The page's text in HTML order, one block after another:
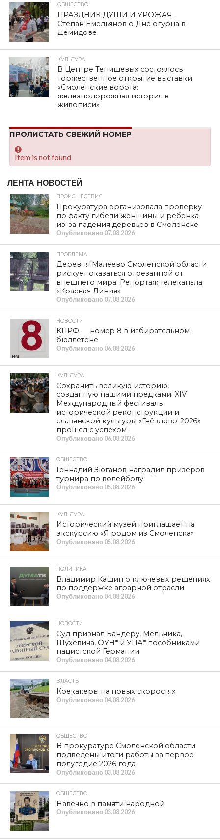
ОБЩЕСТВО
ПРАЗДНИК ДУШИ И УРОЖАЯ.
Степан Емельянов о Дне огурца в
Демидове
КУЛЬТУРА
В Центре Тенишевых состоялось
торжественное открытие выставки
«Смоленские ворота:
железнодорожная история в
живописи»
ПРОЛИСТАТЬ СВЕЖИЙ НОМЕР
Item is not found
ЛЕНТА НОВОСТЕЙ
ПРОИСШЕСТВИЯ
Прокуратура организовала проверку
по факту гибели женщины и ребенка
из-за падения деревьев в Смоленске
Опубликовано 07.08.2026
ПРОБЛЕМА
Деревня Малеево Смоленской области
рискует оказаться отрезанной от
внешнего мира. Репортаж телеканала
«Красная Линия»
Опубликовано 07.08.2026
НОВОСТИ
КПРФ — номер 8 в избирательном
бюллетене
Опубликовано 06.08.2026
КУЛЬТУРА
Сохранить великую историю,
созданную нашими предками. XIV
Международный фестиваль
исторической реконструкции и
славянской культуры «Гнёздово-2026»
прошел с успехом
Опубликовано 06.08.2026
ОБЩЕСТВО
Геннадий Зюганов наградил призеров
турнира по волейболу
Опубликовано 05.08.2026
КУЛЬТУРА
Исторический музей приглашает на
экскурсию «Я родом из Смоленска»
Опубликовано 05.08.2026
ПОЛИТИКА
Владимир Кашин о ключевых решениях
по поддержке аграрной отрасли
Опубликовано 04.08.2026
НОВОСТИ
Суд признал Бандеру, Мельника,
Шухевича, ОУН* и УПА* пособниками
нацистской Германии
Опубликовано 04.08.2026
ВЛАСТЬ
Коекакеры на новых скоростях
Опубликовано 04.08.2026
ОБЩЕСТВО
В прокуратуре Смоленской области
подведены итоги работы за первое
полугодие 2026 года
Опубликовано 03.08.2026
ОБЩЕСТВО
Навечно в памяти народной
Опубликовано 03.08.2026